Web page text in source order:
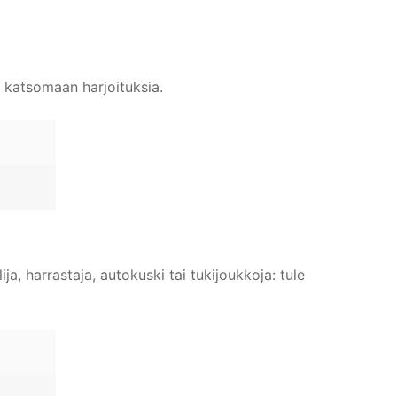
harjoituksia.
harrastaja, autokuski tai tukijoukkoja: tule